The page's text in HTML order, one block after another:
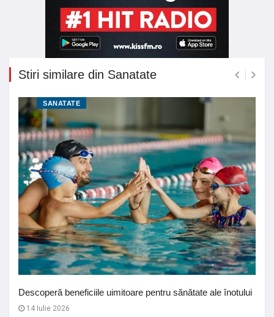
Stiri similare din Sanatate
SANATATE
Descoperă beneficiile uimitoare pentru sănătate ale înotului
14 Iulie 2026